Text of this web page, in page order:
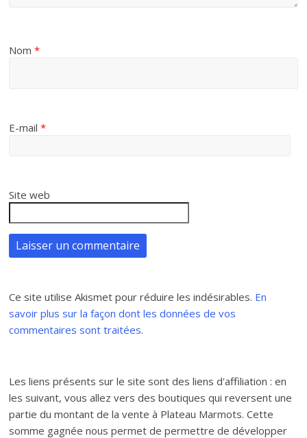
Nom*
E-mail*
Site web
Ce site utilise Akismet pour réduire les indésirables. En
savoir plus sur la façon dont les données de vos
commentaires sont traitées.
Les liens présents sur le site sont des liens d'affiliation : en
les suivant, vous allez vers des boutiques qui reversent une
partie du montant de la vente à Plateau Marmots. Cette
somme gagnée nous permet de permettre de développer